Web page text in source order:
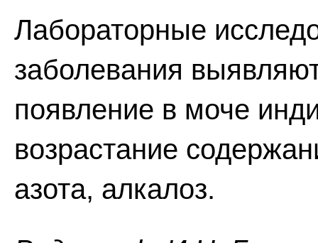
Лабораторные
заболевания
появление в моче
возрастание
азота, алкалоз.